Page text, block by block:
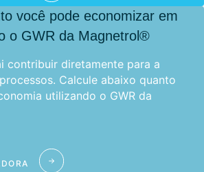
você pode economizar em
o GWR da Magnetrol®
contribuir diretamente para a
Calcule abaixo quanto
utilizando o GWR da